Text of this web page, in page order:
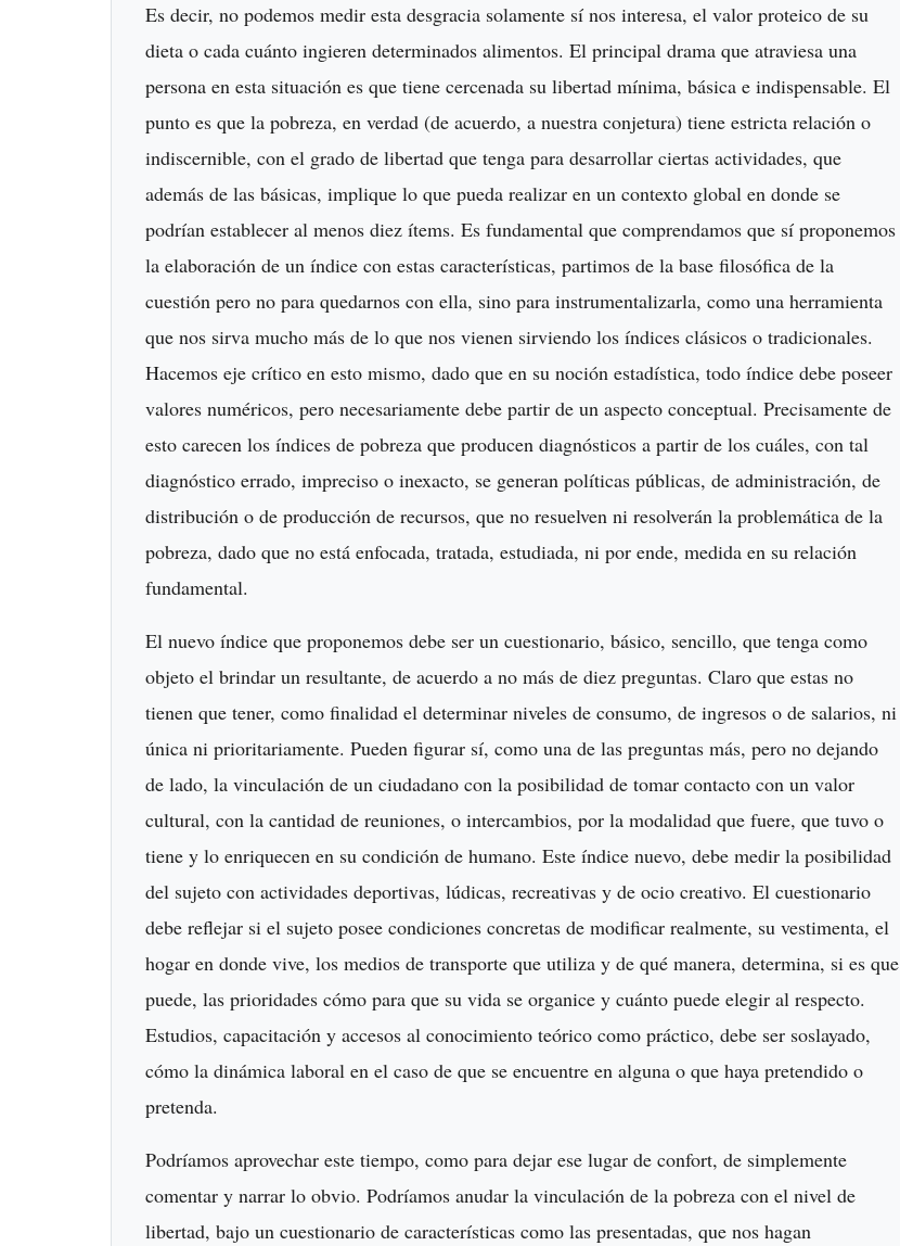
Es decir, no podemos medir esta desgracia solamente sí nos interesa, el valor proteico de su
dieta o cada cuánto ingieren determinados alimentos. El principal drama que atraviesa una
persona en esta situación es que tiene cercenada su libertad mínima, básica e indispensable. El
punto es que la pobreza, en verdad (de acuerdo, a nuestra conjetura) tiene estricta relación o
indiscernible, con el grado de libertad que tenga para desarrollar ciertas actividades, que
además de las básicas, implique lo que pueda realizar en un contexto global en donde se
podrían establecer al menos diez ítems. Es fundamental que comprendamos que sí proponemos
la elaboración de un índice con estas características, partimos de la base filosófica de la
cuestión pero no para quedarnos con ella, sino para instrumentalizarla, como una herramienta
que nos sirva mucho más de lo que nos vienen sirviendo los índices clásicos o tradicionales.
Hacemos eje crítico en esto mismo, dado que en su noción estadística, todo índice debe poseer
valores numéricos, pero necesariamente debe partir de un aspecto conceptual. Precisamente de
esto carecen los índices de pobreza que producen diagnósticos a partir de los cuáles, con tal
diagnóstico errado, impreciso o inexacto, se generan políticas públicas, de administración, de
distribución o de producción de recursos, que no resuelven ni resolverán la problemática de la
pobreza, dado que no está enfocada, tratada, estudiada, ni por ende, medida en su relación
fundamental.
El nuevo índice que proponemos debe ser un cuestionario, básico, sencillo, que tenga como
objeto el brindar un resultante, de acuerdo a no más de diez preguntas. Claro que estas no
tienen que tener, como finalidad el determinar niveles de consumo, de ingresos o de salarios, ni
única ni prioritariamente. Pueden figurar sí, como una de las preguntas más, pero no dejando
de lado, la vinculación de un ciudadano con la posibilidad de tomar contacto con un valor
cultural, con la cantidad de reuniones, o intercambios, por la modalidad que fuere, que tuvo o
tiene y lo enriquecen en su condición de humano. Este índice nuevo, debe medir la posibilidad
del sujeto con actividades deportivas, lúdicas, recreativas y de ocio creativo. El cuestionario
debe reflejar si el sujeto posee condiciones concretas de modificar realmente, su vestimenta, el
hogar en donde vive, los medios de transporte que utiliza y de qué manera, determina, si es que
puede, las prioridades cómo para que su vida se organice y cuánto puede elegir al respecto.
Estudios, capacitación y accesos al conocimiento teórico como práctico, debe ser soslayado,
cómo la dinámica laboral en el caso de que se encuentre en alguna o que haya pretendido o
pretenda.
Podríamos aprovechar este tiempo, como para dejar ese lugar de confort, de simplemente
comentar y narrar lo obvio. Podríamos anudar la vinculación de la pobreza con el nivel de
libertad, bajo un cuestionario de características como las presentadas, que nos hagan